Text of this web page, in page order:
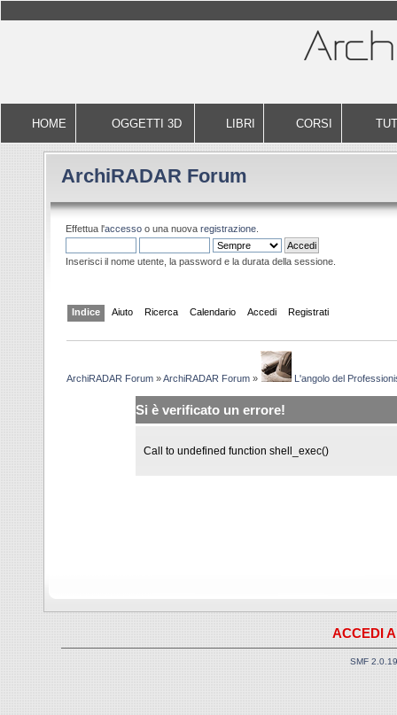
HOME OGGETTI 3D LIBRI CORSI
ArchiRADAR Forum
Effettua l'accesso o una nuova registrazione.
Inserisci il nome utente, la password e la durata della sessione.
Indice Aiuto Ricerca Calendario Accedi Registrati
ArchiRADAR Forum »ArchiRADAR Forum » L'angolo del
Si è verificato un errore!
Call to undefined function shell_exec()
ACCEDI
SMF 2.0.19